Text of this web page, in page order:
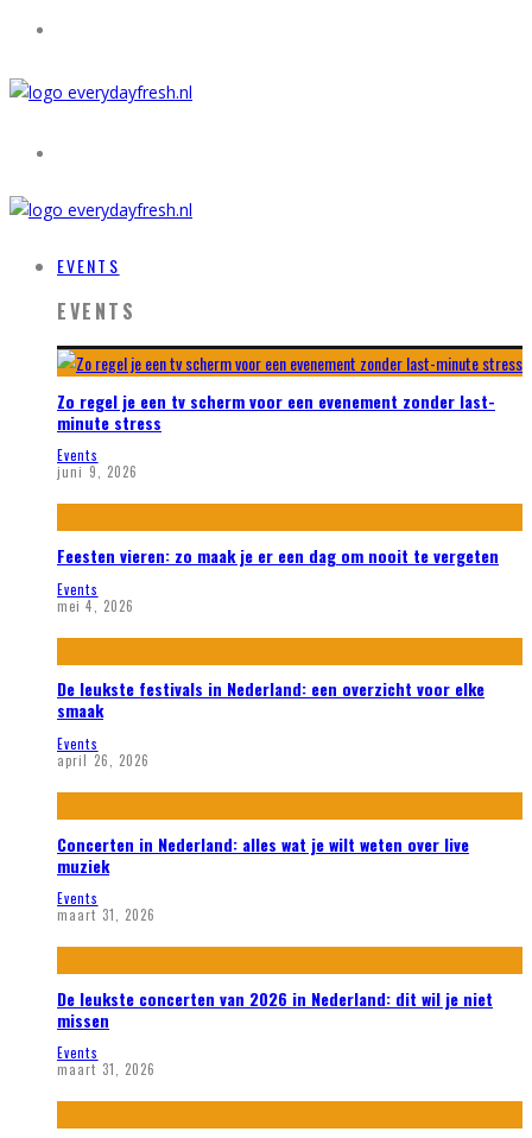
EVENTS
EVENTS
Zo regel je een tv scherm voor een evenement zonder last-
minute stress
Events
juni 9, 2026
Feesten vieren: zo maak je er een dag om nooit te vergeten
Events
mei 4, 2026
De leukste festivals in Nederland: een overzicht voor elke
smaak
Events
april 26, 2026
Concerten in Nederland: alles wat je wilt weten over live
muziek
Events
maart 31, 2026
De leukste concerten van 2026 in Nederland: dit wil je niet
missen
Events
maart 31, 2026